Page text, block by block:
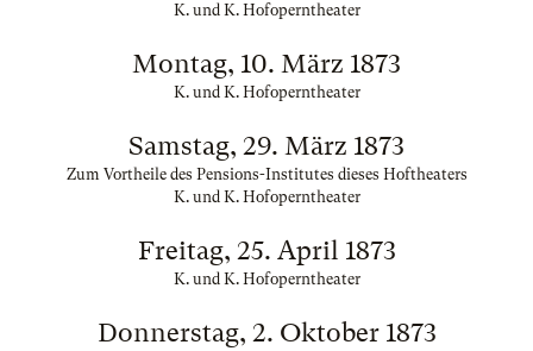
K. und K. Hofoperntheater
Montag, 10. März 1873
K. und K. Hofoperntheater
Samstag, 29. März 1873
Zum Vortheile des Pensions-Institutes dieses Hoftheaters
K. und K. Hofoperntheater
Freitag, 25. April 1873
K. und K. Hofoperntheater
Donnerstag, 2. Oktober 1873